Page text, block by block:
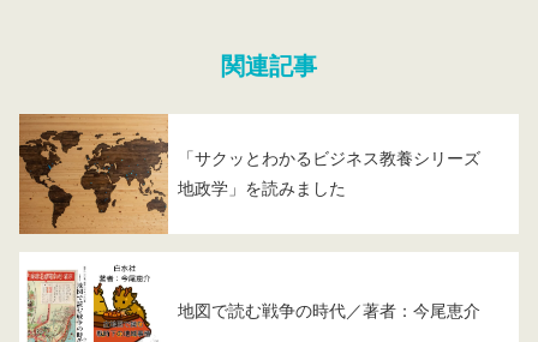
関連記事
「サクッとわかるビジネス教養シリーズ
地政学」を読みました
地図で読む戦争の時代／著者：今尾恵介